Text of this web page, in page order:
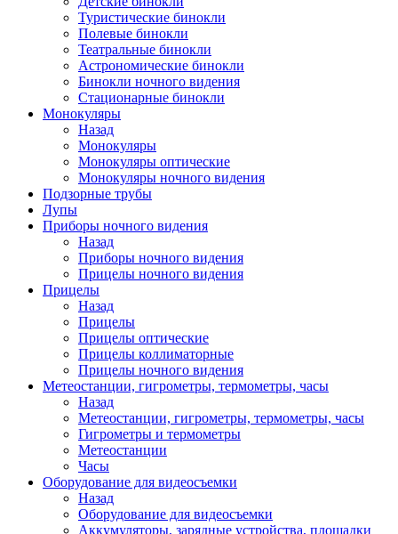
Туристические бинокли
Полевые бинокли
Театральные бинокли
Астрономические бинокли
Бинокли ночного видения
Стационарные бинокли
Монокуляры
Назад
Монокуляры
Монокуляры оптические
Монокуляры ночного видения
Подзорные трубы
Лупы
Приборы ночного видения
Назад
Приборы ночного видения
Прицелы ночного видения
Прицелы
Назад
Прицелы
Прицелы оптические
Прицелы коллиматорные
Прицелы ночного видения
Метеостанции, гигрометры, термометры, часы
Назад
Метеостанции, гигрометры, термометры, часы
Гигрометры и термометры
Метеостанции
Часы
Оборудование для видеосъемки
Назад
Оборудование для видеосъемки
Аккумуляторы, зарядные устройства, площадки